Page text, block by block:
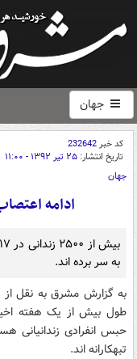
جهان
کد خبر232642
تاریخ انتشار: ۲۵ تیر ۱۳۹۲ - ۱۱:۰۰
جهان
ادامه
به سر برده اند.
به گزارش مشرق به نقل از
طول بیش از یک هفته اخیر
حبس انفرادی زندانیانی
تبهکارانه اند.